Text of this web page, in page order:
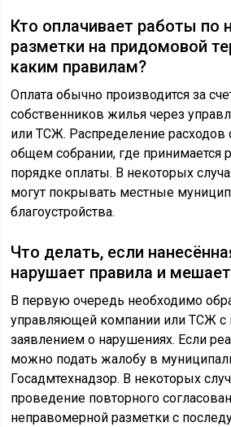
Кто оплачивает работы по
разметки на придомовой
каким правилам?
Оплата обычно производится за
собственников жилья через
или ТСЖ. Распределение расходов
общем собрании, где принимается
порядке оплаты. В некоторых
могут покрывать местные
благоустройства.
Что делать, если
нарушает правила и
В первую очередь необходимо
управляющей компании или ТСЖ
заявлением о нарушениях. Если
можно подать жалобу в
Госадмтехнадзор. В некоторых
проведение повторного
неправомерной разметки с